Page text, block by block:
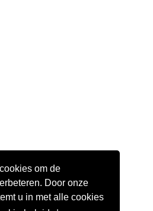
om de
Door onze
u in met alle cookies